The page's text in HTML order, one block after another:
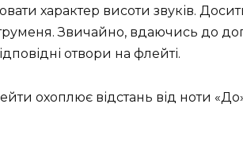
характер висоти звуків.
Звичайно, вдаючись до
отвори на флейті.
охоплює відстань від ноти